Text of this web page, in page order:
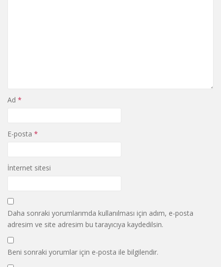
Ad *
E-posta *
İnternet sitesi
Daha sonraki yorumlarımda kullanılması için adım, e-posta
adresim ve site adresim bu tarayıcıya kaydedilsin.
Beni sonraki yorumlar için e-posta ile bilgilendir.